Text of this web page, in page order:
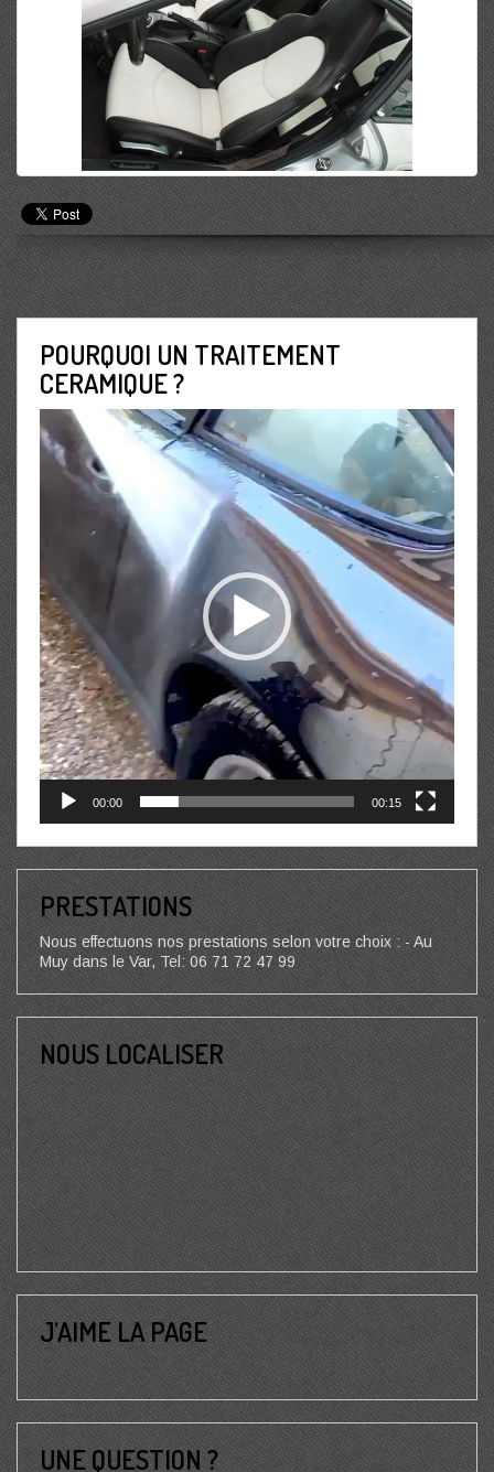
POURQUOI UN TRAITEMENT
CERAMIQUE ?
Lecteur
vidéo
00:00 00:15
PRESTATIONS
Nous effectuons nos prestations selon votre choix : - Au
Muy dans le Var, Tel: 06 71 72 47 99
NOUS LOCALISER
J’AIME LA PAGE
UNE QUESTION ?